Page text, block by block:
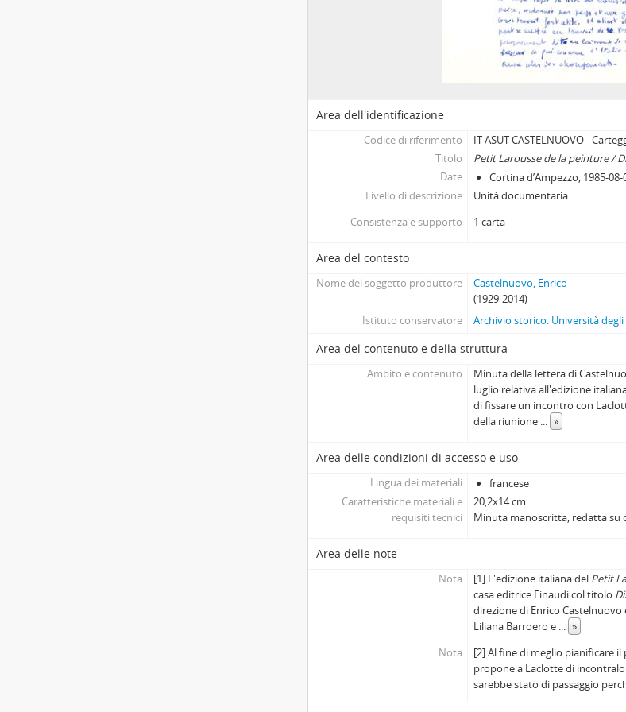
Area dell'identificazione
Codice di riferimento
IT ASUT CASTELNUOVO -
Titolo
Petit Larousse de la peinture /
Date
Cortina d’Ampezzo, 1985-
Livello di descrizione
Unità documentaria
Consistenza e supporto
1 carta
Area del contesto
Nome del soggetto produttore
Castelnuovo, Enrico
(1929-2014)
Istituto conservatore
Archivio storico. Università
Area del contenuto e della struttura
Ambito e contenuto
Minuta della lettera di
luglio relativa all'edizione
di fissare un incontro con
della riunione ... »
Area delle condizioni di accesso e uso
Lingua dei materiali
francese
Caratteristiche materiali e
requisiti tecnici
20,2x14 cm
Minuta manoscritta, redatta su
Area delle note
Nota [1] L'edizione italiana del Petit
casa editrice Einaudi col titolo
direzione di Enrico
Liliana Barroero e ... »
Nota
[2] Al fine di meglio pianificare
propone a Laclotte di
sarebbe stato di passaggio